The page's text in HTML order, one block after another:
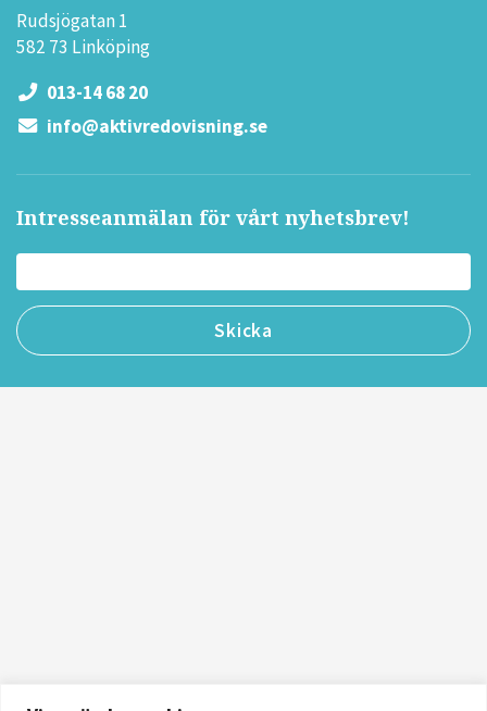
Rudsjögatan 1
582 73 Linköping
013-14 68 20
info@aktivredovisning.se
Intresseanmälan för vårt nyhetsbrev!